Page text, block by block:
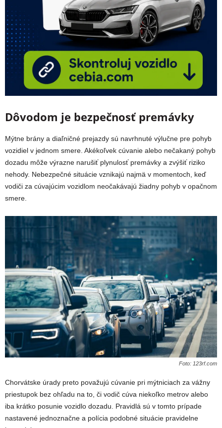
Dôvodom je bezpečnosť premávky
Mýtne brány a diaľničné prejazdy sú navrhnuté výlučne pre pohyb
vozidiel v jednom smere. Akékoľvek cúvanie alebo nečakaný pohyb
dozadu môže výrazne narušiť plynulosť premávky a zvýšiť riziko
nehody. Nebezpečné situácie vznikajú najmä v momentoch, keď
vodiči za cúvajúcim vozidlom neočakávajú žiadny pohyb v opačnom
smere.
Foto: 123rf.com
Chorvátske úrady preto považujú cúvanie pri mýtniciach za vážny
priestupok bez ohľadu na to, či vodič cúva niekoľko metrov alebo
iba krátko posunie vozidlo dozadu. Pravidlá sú v tomto prípade
nastavené jednoznačne a polícia podobné situácie pravidelne